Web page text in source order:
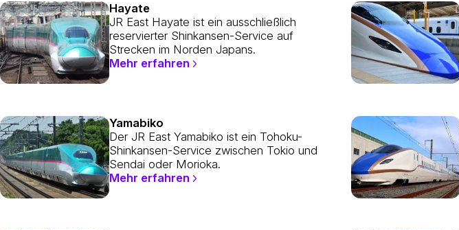
Hayate
JR East Hayate ist ein ausschließlich
reservierter Shinkansen-Service auf
Strecken im Norden Japans.
Mehr erfahren
Yamabiko
Der JR East Yamabiko ist ein Tohoku-
Shinkansen-Service zwischen Tokio und
Sendai oder Morioka.
Mehr erfahren